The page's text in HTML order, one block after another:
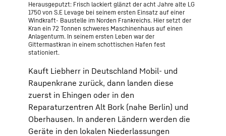
Herausgeputzt: Frisch lackiert glänzt der acht Jahre alte LG
1750 von S.E Levage bei seinem ersten Einsatz auf einer
Windkraft- Baustelle im Norden Frankreichs. Hier setzt der
Kran ein 72 Tonnen schweres Maschinenhaus auf einen
Anlagenturm. In seinem ersten Leben war der
Gittermastkran in einem schottischen Hafen fest
stationiert.
Kauft Liebherr in Deutschland Mobil- und
Raupenkrane zurück, dann landen diese
zuerst in Ehingen oder in den
Reparaturzentren Alt Bork (nahe Berlin) und
Oberhausen. In anderen Ländern werden die
Geräte in den lokalen Niederlassungen